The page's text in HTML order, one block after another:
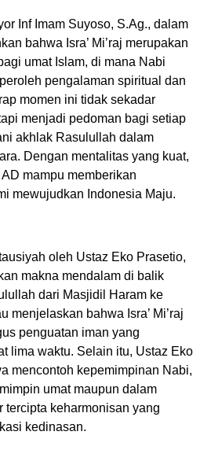
Inf Imam Suyoso, S.Ag., dalam
bahwa Isra’ Mi’raj merupakan
umat Islam, di mana Nabi
pengalaman spiritual dan
momen ini tidak sekadar
menjadi pedoman bagi setiap
akhlak Rasulullah dalam
Dengan mentalitas yang kuat,
mampu memberikan
mewujudkan Indonesia Maju.
oleh Ustaz Eko Prasetio,
makna mendalam di balik
dari Masjidil Haram ke
menjelaskan bahwa Isra’ Mi’raj
penguatan iman yang
lima waktu. Selain itu, Ustaz Eko
mencontoh kepemimpinan Nabi,
umat maupun dalam
tercipta keharmonisan yang
kedinasan.